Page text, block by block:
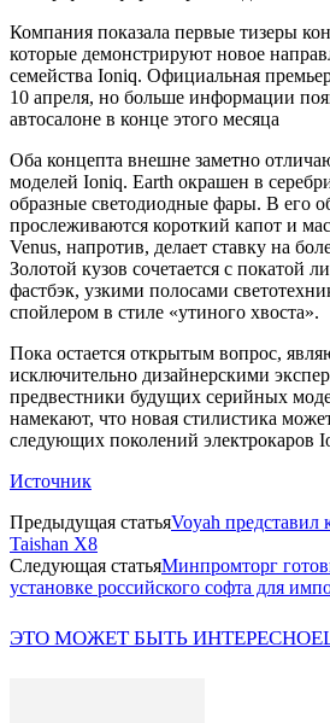
Компания показала первые тизеры
которые демонстрируют новое
семейства Ioniq. Официальная
10 апреля, но больше информации
автосалоне в конце этого месяца
Оба концепта внешне заметно
моделей Ioniq. Earth окрашен в
образные светодиодные фары. В его
прослеживаются короткий капот и
Venus, напротив, делает ставку на
Золотой кузов сочетается с покатой
фастбэк, узкими полосами
спойлером в стиле «утиного хвоста».
Пока остается открытым вопрос,
исключительно дизайнерскими
предвестники будущих серийных
намекают, что новая стилистика
следующих поколений электрокаров
Источник
Предыдущая статьяVoyah представил
Taishan X8
Следующая статьяМинпромторг
установке российского софта для
ЭТО МОЖЕТ БЫТЬ ИНТЕРЕСНО